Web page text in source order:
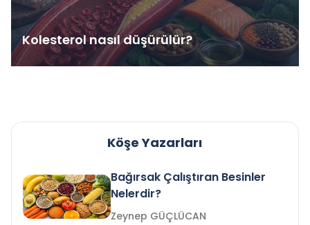
Kolesterol nasıl düşürülür?
Köşe Yazarları
Bağırsak Çalıştıran Besinler
Nelerdir?
Zeynep GÜÇLÜCAN